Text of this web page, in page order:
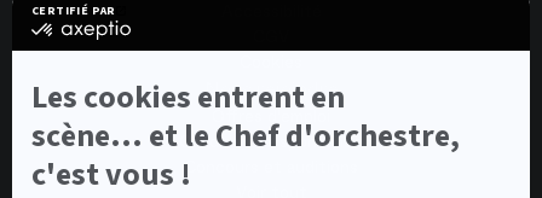
CERTIFIÉ PAR
certifié
En
plus
Axeptio
Les cookies entrent en
scène... et le Chef d'orchestre,
c'est vous !
Nous rejoindre
Candidature spontanée
Concours et auditions